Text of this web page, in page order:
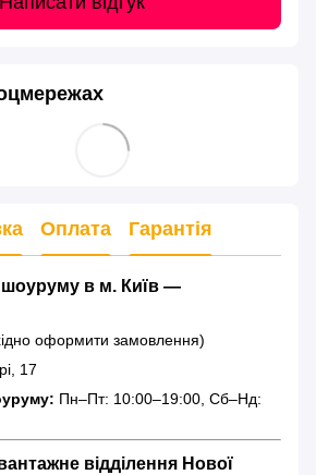
Оплата Гарантія
шоуруму в м. Київ —
оформити замовлення)
17
Пн–Пт: 10:00–19:00, Сб–Нд:
відділення Нової